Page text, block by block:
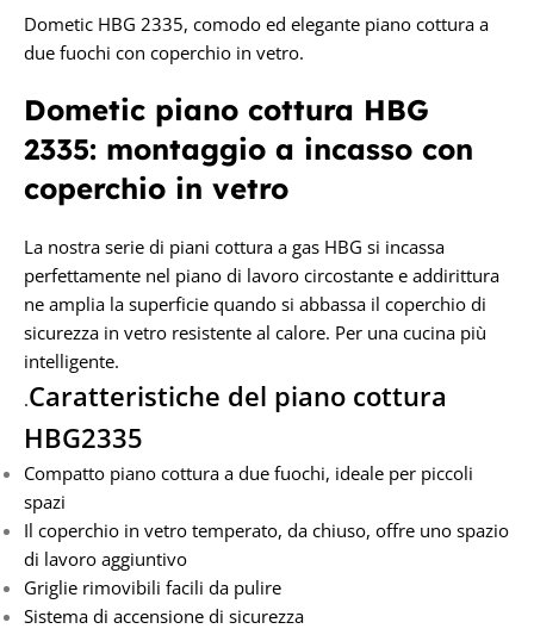
Dometic HBG 2335, comodo ed elegante piano cottura a
due fuochi con coperchio in vetro.
Dometic piano cottura HBG
2335: montaggio a incasso con
coperchio in vetro
La nostra serie di piani cottura a gas HBG si incassa
perfettamente nel piano di lavoro circostante e addirittura
ne amplia la superficie quando si abbassa il coperchio di
sicurezza in vetro resistente al calore. Per una cucina più
intelligente.
.Caratteristiche del piano cottura
HBG2335
Compatto piano cottura a due fuochi, ideale per piccoli
spazi
Il coperchio in vetro temperato, da chiuso, offre uno spazio
di lavoro aggiuntivo
Griglie rimovibili facili da pulire
Sistema di accensione di sicurezza